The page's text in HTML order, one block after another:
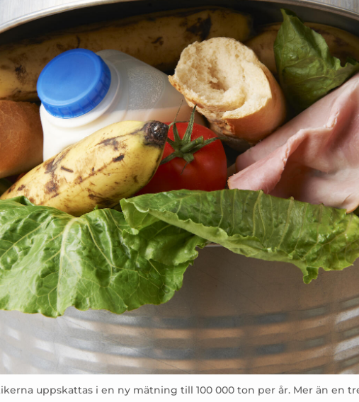
uppskattas i en ny mätning till 100 000 ton per år. Mer än en